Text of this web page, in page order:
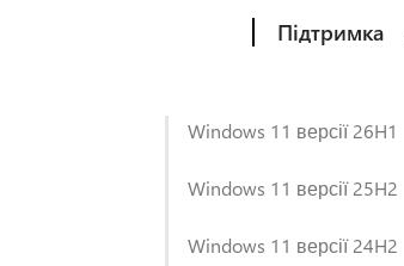
Підтримка
Windows 11 версії 26H1
Windows 11 версії 25H2
Windows 11 версії 24H2